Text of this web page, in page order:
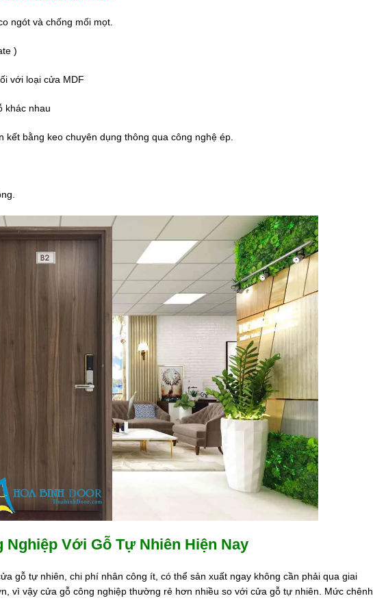
ngót và chống mối mọt.
)
với loại cửa MDF
khác nhau
bằng keo chuyên dụng thông qua công nghệ ép.
Với Gỗ Tự Nhiên Hiện Nay
gỗ tự nhiên, chi phí nhân công ít, có thể sản xuất ngay không cần phải qua giai
vì vậy cửa gỗ công nghiệp thường rẻ hơn nhiều so với cửa gỗ tự nhiên. Mức chênh